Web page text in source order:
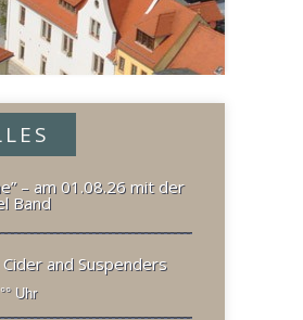
– am 01.08.26 mit der
Band
and Suspenders
Uhr